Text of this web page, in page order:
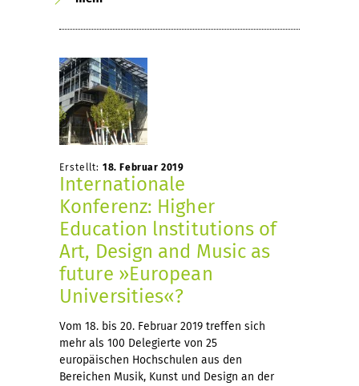
Erstellt: 18. Februar 2019
Internationale
Konferenz: Higher
Education lnstitutions of
Art, Design and Music as
future »European
Universities«?
Vom 18. bis 20. Februar 2019 treffen sich
mehr als 100 Delegierte von 25
europäischen Hochschulen aus den
Bereichen Musik, Kunst und Design an der